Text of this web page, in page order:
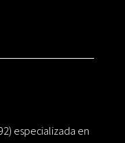
especializada en